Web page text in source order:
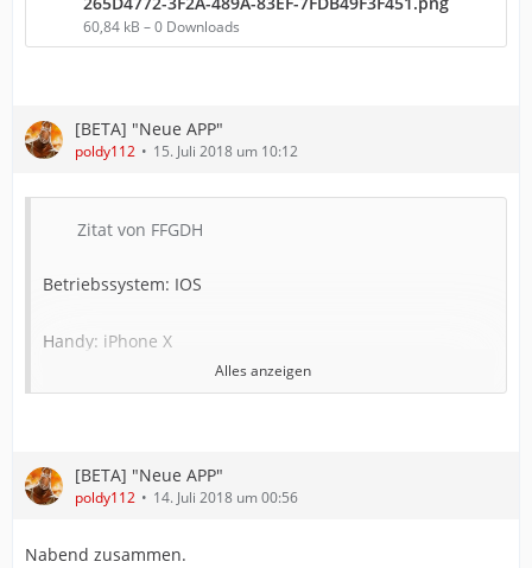
60,84 kB – 0 Downloads
[BETA] "Neue APP"
poldy112 15. Juli 2018 um 10:12
Zitat von FFGDH
Betriebssystem: IOS
Handy: iPhone X
Version: 11.4.1
Ich hab in der aktuellen Beta keine Möglichkeiten mehr
Alles anzeigen
[BETA] "Neue APP"
poldy112 14. Juli 2018 um 00:56
Nabend zusammen.